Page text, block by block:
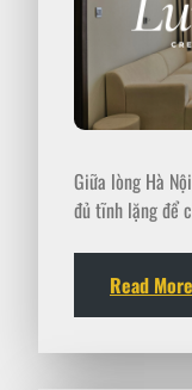
Giữa lòng Hà
đủ tĩnh lặng để
Read More